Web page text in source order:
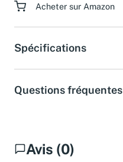
Acheter sur Amazon
Spécifications
Questions fréquentes
Avis (0)